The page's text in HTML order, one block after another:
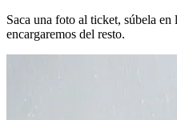
Saca una foto al ticket, súbela en
encargaremos del resto.